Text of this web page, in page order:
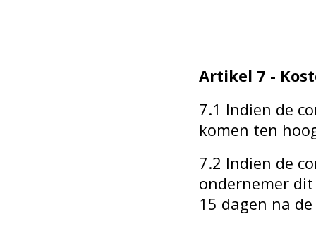
Artikel 7 -
7.1 Indien de
komen ten
7.2 Indien de
ondernemer
15 dagen na